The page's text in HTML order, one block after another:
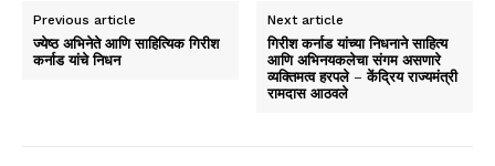
Previous article
ज्येष्ठ अभिनेते आणि साहित्यिक गिरीश
कर्नाड यांचे निधन
Next article
गिरीश कर्नाड यांच्या निधनाने साहित्य
आणि अभिनयकलेचा संगम असणारे
व्यक्तिमत्व हरपले – केंद्रिय राज्यमंत्री
रामदास आठवले